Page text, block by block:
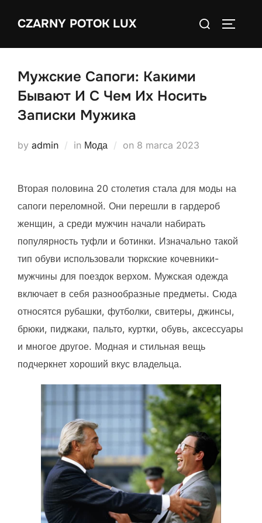
CZARNY POTOK LUX
Search
Мужские Сапоги: Какими
Бывают И С Чем Их Носить
Записки Мужика
by admin in Мода on Posted
8 marca 2023
Вторая половина 20 столетия стала для моды на
сапоги переломной. Они перешли в гардероб
женщин, а среди мужчин начали набирать
популярность туфли и ботинки. Изначально такой
тип обуви использовали тюркские кочевники-
мужчины для поездок верхом. Мужская одежда
включает в себя разнообразные предметы. Сюда
относятся рубашки, футболки, свитеры, джинсы,
брюки, пиджаки, пальто, куртки, обувь, аксессуары
и многое другое. Модная и стильная вещь
подчеркнет хороший вкус владельца.